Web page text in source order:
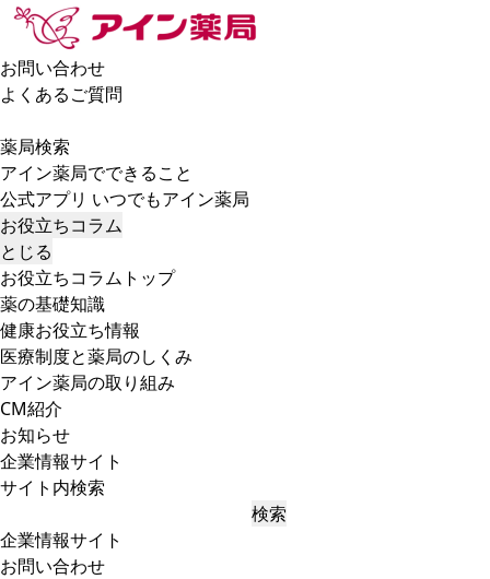
お問い合わせ
よくあるご質問
薬局検索
アイン薬局でできること
公式アプリ いつでもアイン薬局
お役立ちコラム
とじる
お役立ちコラムトップ
薬の基礎知識
健康お役立ち情報
医療制度と薬局のしくみ
アイン薬局の取り組み
CM紹介
お知らせ
企業情報サイト
サイト内検索
検索
企業情報サイト
お問い合わせ